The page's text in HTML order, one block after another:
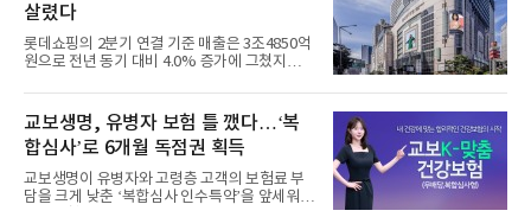
살렸다
롯데쇼핑의 2분기 연결 기준 매출은 3조4850억
원으로 전년 동기 대비 4.0% 증가에 그쳤지만,
교보생명, 유병자 보험 틀 깼다…‘복
합심사’로 6개월 독점권 획득
교보생명이 유병자와 고령층 고객의 보험료 부
담을 크게 낮춘 ‘복합심사 인수특약’을 앞세워